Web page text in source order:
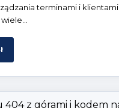
terminami i klientami.